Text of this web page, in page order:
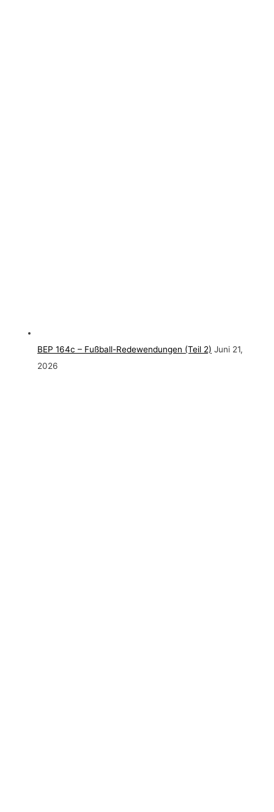
BEP 164c – Fußball-Redewendungen (Teil 2) Juni 21,
2026